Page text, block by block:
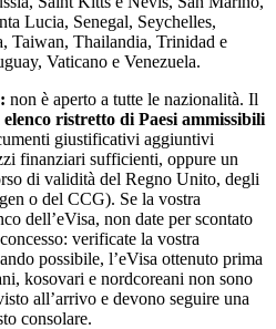
Lucia, Senegal, Seychelles,
Taiwan, Thailandia, Trinidad e
Vaticano e Venezuela.
non è aperto a tutte le nazionalità. Il
elenco ristretto di Paesi ammissibili
giustificativi aggiuntivi
finanziari sufficienti, oppure un
di validità del Regno Unito, degli
o del CCG). Se la vostra
dell’eVisa, non date per scontato
verificate la vostra
possibile, l’eVisa ottenuto prima
kosovari e nordcoreani non sono
all’arrivo e devono seguire una
consolare.